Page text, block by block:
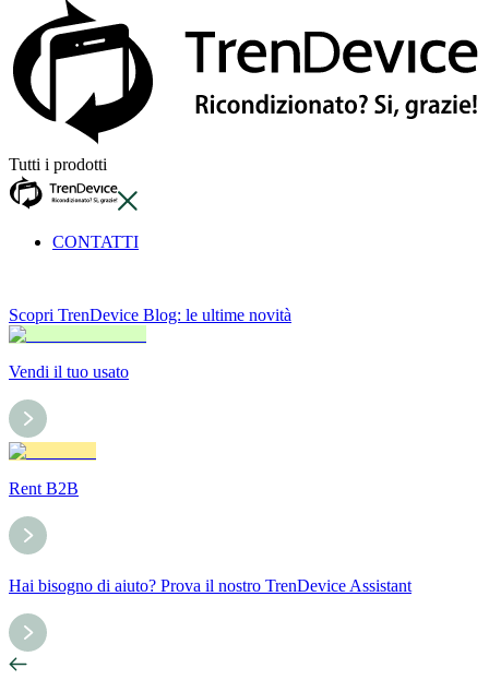
Tutti i prodotti
CONTATTI
Scopri TrenDevice Blog: le ultime novità
Vendi il tuo usato
Rent B2B
Hai bisogno di aiuto? Prova il nostro TrenDevice Assistant